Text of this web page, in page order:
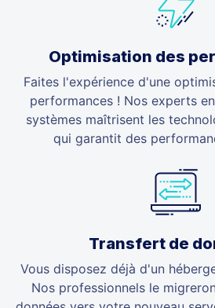
Optimisation des
Faites l'expérience d'une
performances ! Nos experts
systèmes maîtrisent les
qui garantit des
Transfert de
Vous disposez déjà d'un
Nos professionnels le